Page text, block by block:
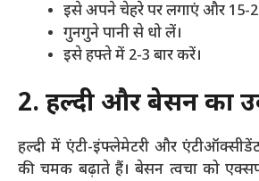
इसे अपने चेहरे पर लगाएं और 15-
गुनगुने पानी से धो लें।
इसे हफ्ते में 2-3 बार करें।
2. हल्दी और बेसन का
हल्दी में एंटी-इंफ्लेमेटरी और
की चमक बढ़ाते हैं। बेसन त्वचा को